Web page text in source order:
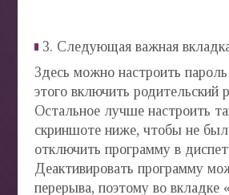
3. Следующая важная
Здесь можно настроить
этого включить родительский
Остальное лучше настроить
скриншоте ниже, чтобы не
отключить программу в
Деактивировать программу
перерыва, поэтому во вкладке